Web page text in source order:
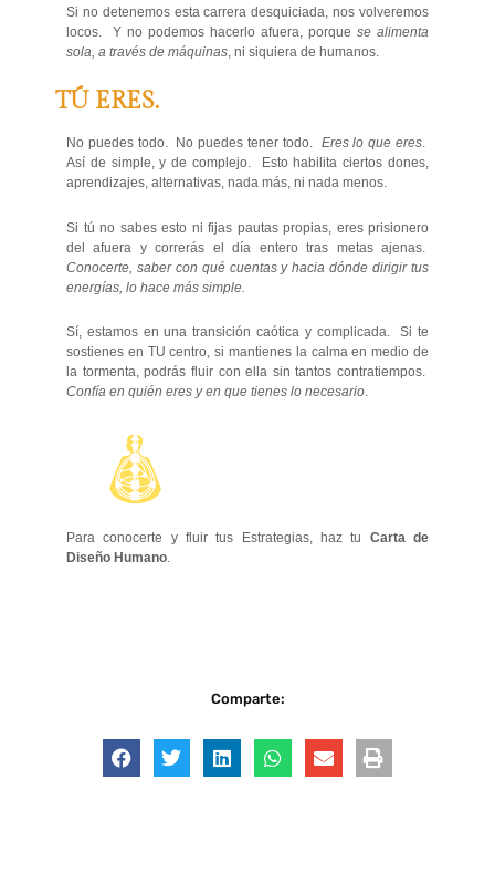
Si no detenemos esta carrera desquiciada, nos volveremos
locos. Y no podemos hacerlo afuera, porque se alimenta
sola, a través de máquinas, ni siquiera de humanos.
TÚ ERES.
No puedes todo. No puedes tener todo. Eres lo que eres.
Así de simple, y de complejo. Esto habilita ciertos dones,
aprendizajes, alternativas, nada más, ni nada menos.
Si tú no sabes esto ni fijas pautas propias, eres prisionero
del afuera y correrás el día entero tras metas ajenas.
Conocerte, saber con qué cuentas y hacia dónde dirigir tus
energías, lo hace más simple.
Sí, estamos en una transición caótica y complicada. Si te
sostienes en TU centro, si mantienes la calma en medio de
la tormenta, podrás fluir con ella sin tantos contratiempos.
Confía en quién eres y en que tienes lo necesario.
Para conocerte y fluir tus Estrategias, haz tu Carta de
Diseño Humano.
Comparte: